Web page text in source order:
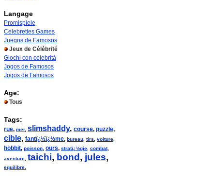
Langage
Promispiele
Celebreties Games
Juegos de Famosos
Jeux de Célébrité
Giochi con celebrità
Jogos de Famosos
Jogos de Famosos
Age:
Tous
Tags:
rue, mer, slimshaddy, course, puzzle,
cible, fantï¿½ï¿½me, bureau tirs voiture
hobbit, poisson ours, stratï¿½gie combat,
aventure taichi, bond , jules,
equilibre